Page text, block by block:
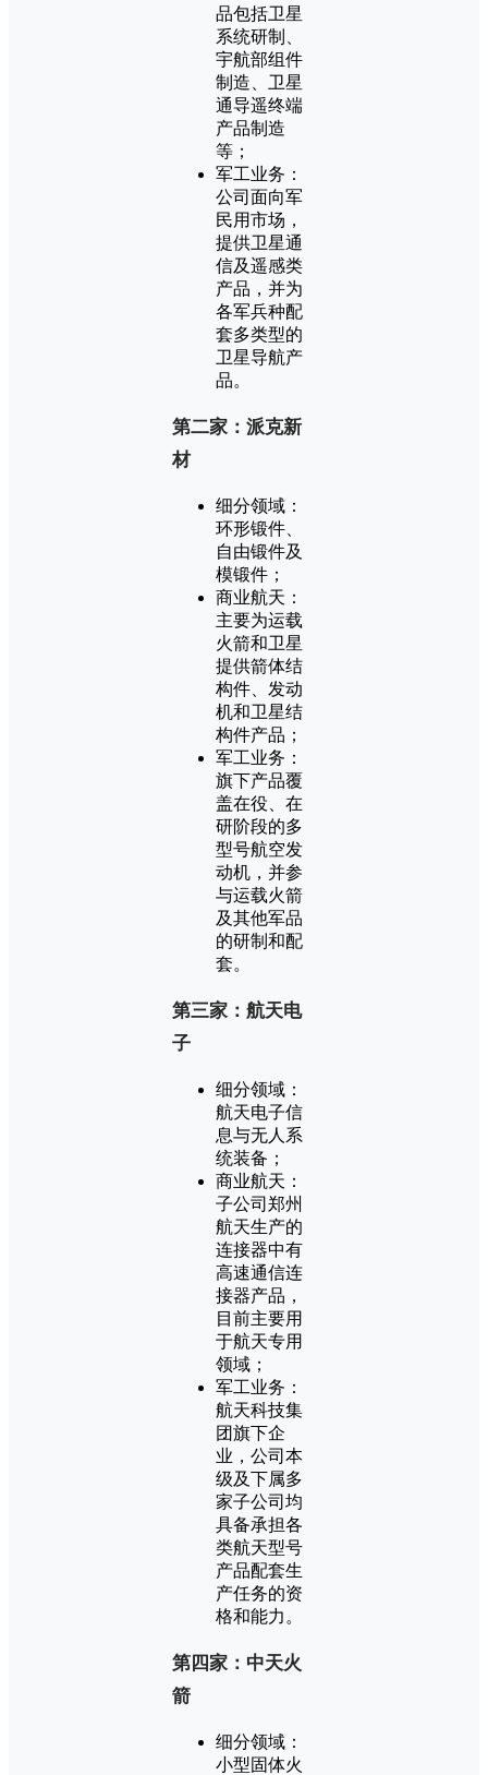
品包括卫星
系统研制、
宇航部组件
制造、卫星
通导遥终端
产品制造
等；
军工业务：
公司面向军
民用市场，
提供卫星通
信及遥感类
产品，并为
各军兵种配
套多类型的
卫星导航产
品。
第二家：派克新
材
细分领域：
环形锻件、
自由锻件及
模锻件；
商业航天：
主要为运载
火箭和卫星
提供箭体结
构件、发动
机和卫星结
构件产品；
军工业务：
旗下产品覆
盖在役、在
研阶段的多
型号航空发
动机，并参
与运载火箭
及其他军品
的研制和配
套。
第三家：航天电
子
细分领域：
航天电子信
息与无人系
统装备；
商业航天：
子公司郑州
航天生产的
连接器中有
高速通信连
接器产品，
目前主要用
于航天专用
领域；
军工业务：
航天科技集
团旗下企
业，公司本
级及下属多
家子公司均
具备承担各
类航天型号
产品配套生
产任务的资
格和能力。
第四家：中天火
箭
细分领域：
小型固体火